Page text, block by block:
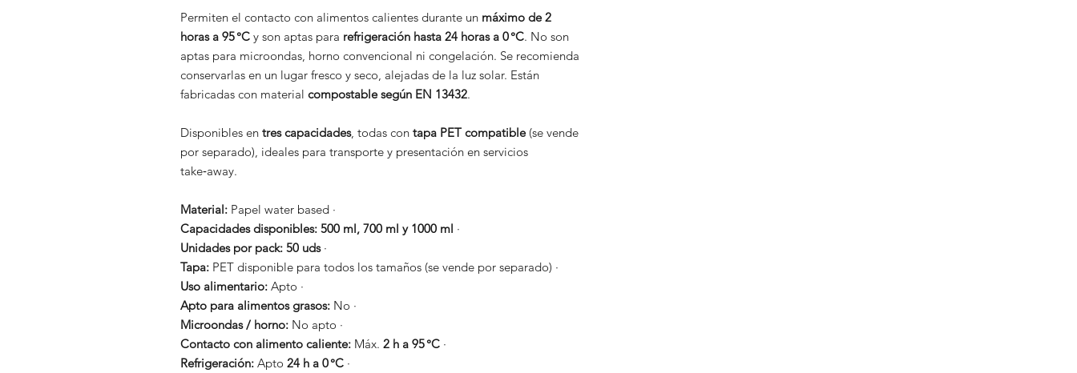
Permiten el contacto con alimentos calientes durante un máximo de 2
horas a 95 °C y son aptas para refrigeración hasta 24 horas a 0 °C. No son
aptas para microondas, horno convencional ni congelación. Se recomienda
conservarlas en un lugar fresco y seco, alejadas de la luz solar. Están
fabricadas con material compostable según EN 13432.
Disponibles en tres capacidades, todas con tapa PET compatible(se vende
por separado), ideales para transporte y presentación en servicios
take‑away.
Material: Papel water based ·
Capacidades disponibles: 500 ml, 700 ml y 1000 ml ·
Unidades por pack: 50 uds·
Tapa: PET disponible para todos los tamaños (se vende por separado) ·
Uso alimentario: Apto ·
Apto para alimentos grasos: No ·
Microondas / horno: No apto ·
Contacto con alimento caliente: Máx. 2 h a 95 °C ·
Refrigeración: Apto 24 h a 0 °C ·